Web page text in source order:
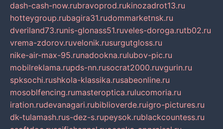
dash-cash-now.rubravoprod.rukinozadrot13.ru
hotteygroup.rubagira31.rudommarketnsk.ru
dveriland73.runis-glonass51.ruveles-doroga.rutb02.ru
vrema-zdorov.ruvelonik.rusurgutgloss.ru
nike-air-max-95.runadookna.rulubov-pic.ru
mobilreklama.rupds-nn.rusocrat2000.ruvgurin.ru
spksochi.rushkola-klassika.rusabeonline.ru
mosoblfencing.rumasteroptica.rulucomoria.ru
iration.rudevanagari.rubiblioverde.ruigro-pictures.ru
dk-tulamash.rus-dez-s.rupeysok.rublackcountess.ru